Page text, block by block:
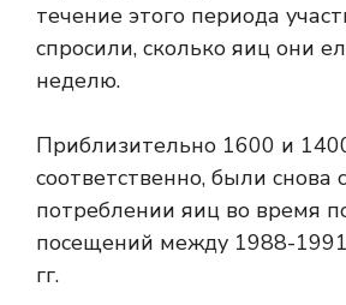
течение этого периода
спросили, сколько яиц они
неделю.
Приблизительно 1600 и
соответственно, были снова
потреблении яиц во время
посещений между 1988-
гг.